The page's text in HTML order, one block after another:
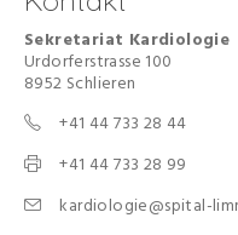
Sekretariat Kardiologie
Urdorferstrasse 100
8952 Schlieren
+41 44 733 28 44
+41 44 733 28 99
kardiologie@spital-